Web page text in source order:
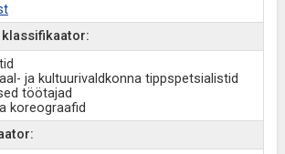
ja kultuurivaldkonna tippspetsialistid
töötajad
koreograafid